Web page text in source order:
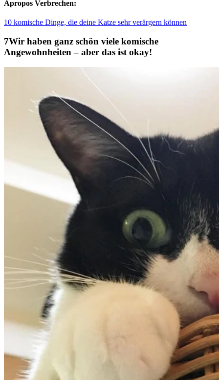
Apropos Verbrechen:
10 komische Dinge, die deine Katze sehr verärgern können
Wir haben ganz schön viele komische
Angewohnheiten – aber das ist okay!